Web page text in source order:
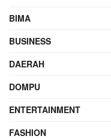
BIMA
BUSINESS
DAERAH
DOMPU
ENTERTAINMENT
FASHION